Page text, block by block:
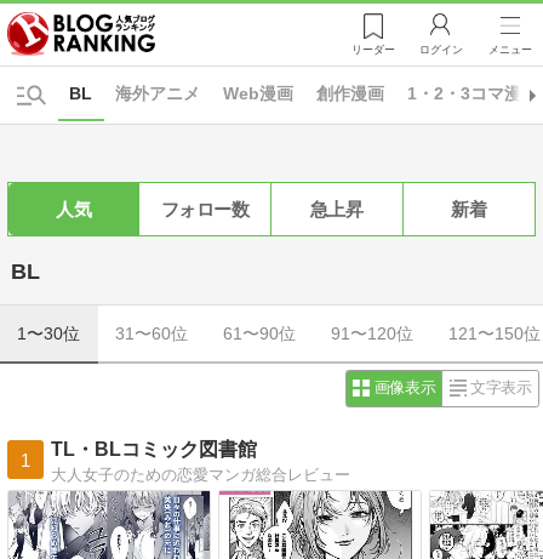
リーダー ログイン メニュー
海外アニメ Web漫画 創作漫画 1・2・3コマ漫画
BL
人気 フォロー数 急上昇 新着
BL
1〜30位 31〜60位 61〜90位 91〜120位 121〜150位
画像表示 文字表示
1
TL・BLコミック図書館
大人女子のための恋愛マンガ総合レビュー